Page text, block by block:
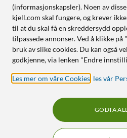
Handle fra:
Sverige
Norge
(informasjonskapsler). Noen av
kjell.com skal fungere, og krever
til at du skal få en skreddersydd
tilpassede annonser. Ved å klikke
bruk av slike cookies. Du kan også
godkjenne, via lenken "Endre
Les mer om våre Cookies les vår
GODTA